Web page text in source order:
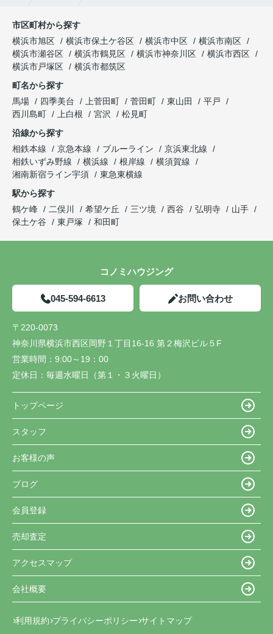
市区町村から探す
横浜市旭区
横浜市保土ケ谷区 横浜市中区
横浜市南区
横浜市瀬谷区
横浜市鶴見区 横浜市神奈川区
横浜市西区
横浜市戸塚区
横浜市都筑区
町名から探す
馬場
四季美台 上菅田町 菅田町 東山田
平戸
西川島町
上白根 宮沢
松見町
沿線から探す
相鉄本線
京急本線 ブルーライン
京浜東北線
相鉄いずみ野線
横浜線 根岸線
横須賀線
湘南新宿ライン宇須
東急東横線
駅から探す
鶴ケ峰
二俣川 希望ケ丘 三ツ境 西谷 弘明寺
山手
保土ケ谷
東戸塚 和田町
コノミハウジング
045-594-6613 お問い合わせ
〒220-0073
神奈川県横浜市西区岡野１丁目16-16 第２梅沢ビル５F
営業時間： 9:00～19：00
定休日： 毎週水曜日（第１・３火曜日）
トップページ
スタッフ
お客様の声
ブログ
会員登録
売却査定
アクセスマップ
会社概要
利用規約 プライバシーポリシー サイトマップ